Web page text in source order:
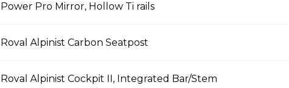
Power Pro Mirror, Hollow Ti rails
Roval Alpinist Carbon Seatpost
Roval Alpinist Cockpit II, Integrated Bar/Stem